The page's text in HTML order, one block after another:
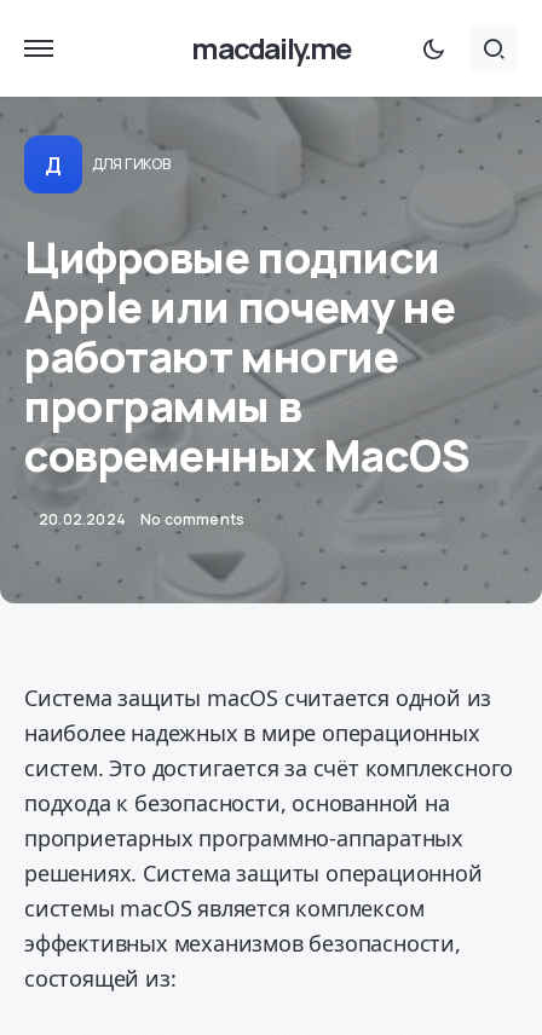
macdaily.me
Д ДЛЯ ГИКОВ
Цифровые подписи
Apple или почему не
работают многие
программы в
современных MacOS
20.02.2024 No comments
Система защиты macOS считается одной из
наиболее надежных в мире операционных
систем. Это достигается за счёт комплексного
подхода к безопасности, основанной на
проприетарных программно-аппаратных
решениях. Система защиты операционной
системы macOS является комплексом
эффективных механизмов безопасности,
состоящей из: